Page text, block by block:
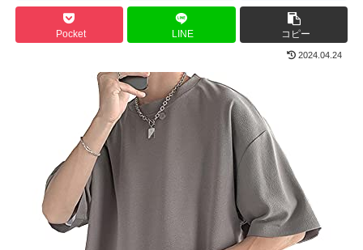
Pocket LINE コピー
2024.04.24